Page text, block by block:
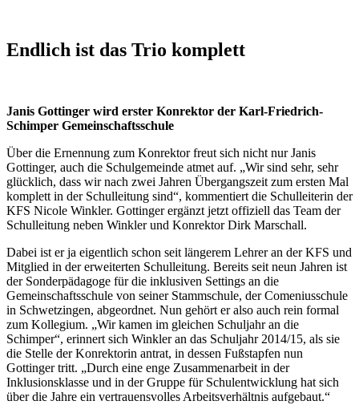
Endlich ist das Trio komplett
Janis Gottinger wird erster Konrektor der Karl-Friedrich-
Schimper Gemeinschaftsschule
Über die Ernennung zum Konrektor freut sich nicht nur Janis
Gottinger, auch die Schulgemeinde atmet auf. „Wir sind sehr, sehr
glücklich, dass wir nach zwei Jahren Übergangszeit zum ersten Mal
komplett in der Schulleitung sind“, kommentiert die Schulleiterin der
KFS Nicole Winkler. Gottinger ergänzt jetzt offiziell das Team der
Schulleitung neben Winkler und Konrektor Dirk Marschall.
Dabei ist er ja eigentlich schon seit längerem Lehrer an der KFS und
Mitglied in der erweiterten Schulleitung. Bereits seit neun Jahren ist
der Sonderpädagoge für die inklusiven Settings an die
Gemeinschaftsschule von seiner Stammschule, der Comeniusschule
in Schwetzingen, abgeordnet. Nun gehört er also auch rein formal
zum Kollegium. „Wir kamen im gleichen Schuljahr an die
Schimper“, erinnert sich Winkler an das Schuljahr 2014/15, als sie
die Stelle der Konrektorin antrat, in dessen Fußstapfen nun
Gottinger tritt. „Durch eine enge Zusammenarbeit in der
Inklusionsklasse und in der Gruppe für Schulentwicklung hat sich
über die Jahre ein vertrauensvolles Arbeitsverhältnis aufgebaut.“